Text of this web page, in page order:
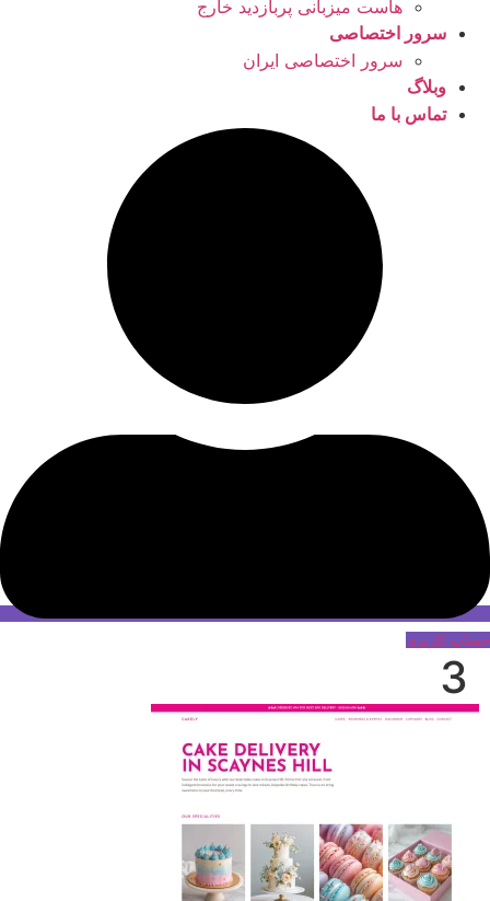
هاست میزبانی پربازدید خارج
سرور اختصاصی
سرور اختصاصی ایران
وبلاگ
تماس با ما
حساب کاربری
3